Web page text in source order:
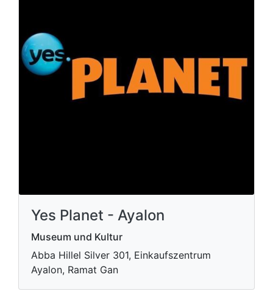
Yes Planet - Ayalon
Museum und Kultur
Abba Hillel Silver 301, Einkaufszentrum
Ayalon, Ramat Gan